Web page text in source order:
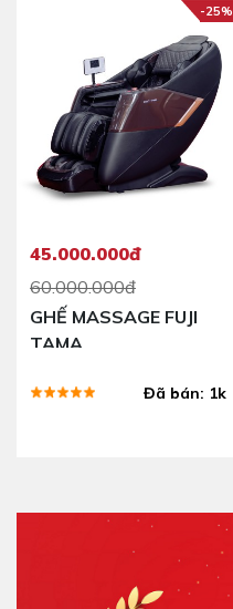
-25%
45.000.000đ
60.000.000đ
GHẾ MASSAGE FUJI
TAMA
Đã bán: 1k